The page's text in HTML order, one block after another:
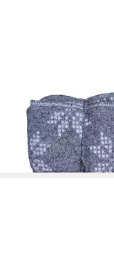
Wolldecke - Nordische
mit Muster 8-blättrige
130 x 190 cm B/L
239,95 €
in 2-3 Werktagen bei dir